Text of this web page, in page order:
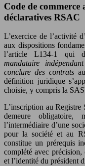
Code de
déclaratives RSAC
L’exercice de l’activité
aux dispositions
l’article L134-1 qui
mandataire
conclure des contrats
définition juridique
choisie, y compris la
L’inscription au
demeure obligatoire,
l’intermédiaire d’une
pour la société et au
constitue un prérequis
complété avec
et l’identité du président